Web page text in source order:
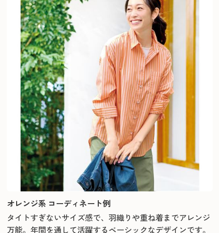
オレンジ系 コーディネート例
タイトすぎないサイズ感で、羽織りや重ね着までアレンジ
万能。年間を通して活躍するベーシックなデザインです。